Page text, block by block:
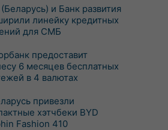
и Банк развития
линейку кредитных
для СМБ
предоставит
6 месяцев бесплатных
в 4 валютах
привезли
хэтчбеки BYD
Fashion 410